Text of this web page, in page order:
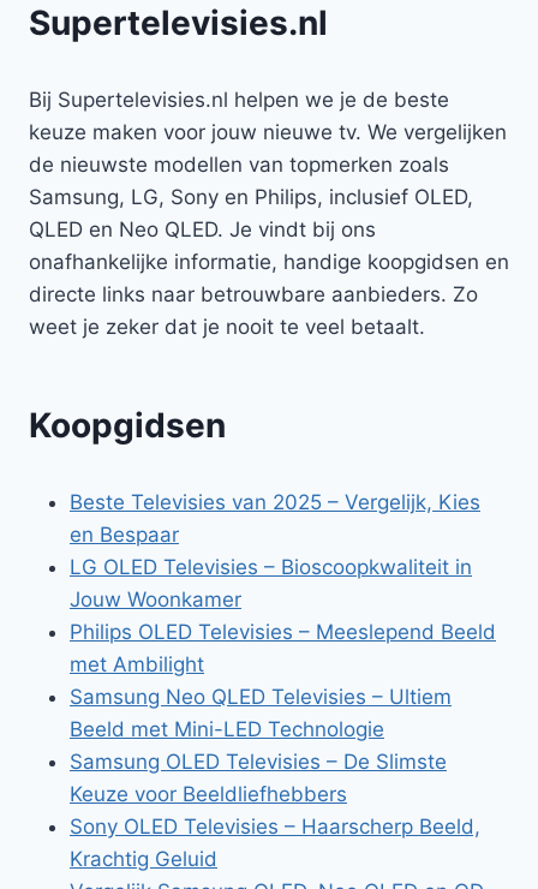
Supertelevisies.nl
Bij Supertelevisies.nl helpen we je de beste
keuze maken voor jouw nieuwe tv. We vergelijken
de nieuwste modellen van topmerken zoals
Samsung, LG, Sony en Philips, inclusief OLED,
QLED en Neo QLED. Je vindt bij ons
onafhankelijke informatie, handige koopgidsen en
directe links naar betrouwbare aanbieders. Zo
weet je zeker dat je nooit te veel betaalt.
Koopgidsen
Beste Televisies van 2025 – Vergelijk, Kies
en Bespaar
LG OLED Televisies – Bioscoopkwaliteit in
Jouw Woonkamer
Philips OLED Televisies – Meeslepend Beeld
met Ambilight
Samsung Neo QLED Televisies – Ultiem
Beeld met Mini-LED Technologie
Samsung OLED Televisies – De Slimste
Keuze voor Beeldliefhebbers
Sony OLED Televisies – Haarscherp Beeld,
Krachtig Geluid